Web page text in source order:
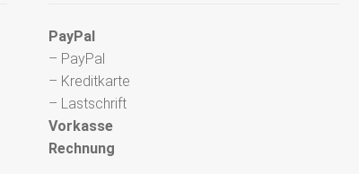
PayPal
– PayPal
– Kreditkarte
– Lastschrift
Vorkasse
Rechnung